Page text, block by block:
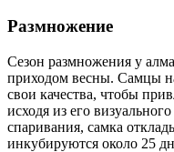
Размножение
Сезон размножения у
приходом весны. Самцы
свои качества, чтобы
исходя из его
спаривания, самка
инкубируются около 25